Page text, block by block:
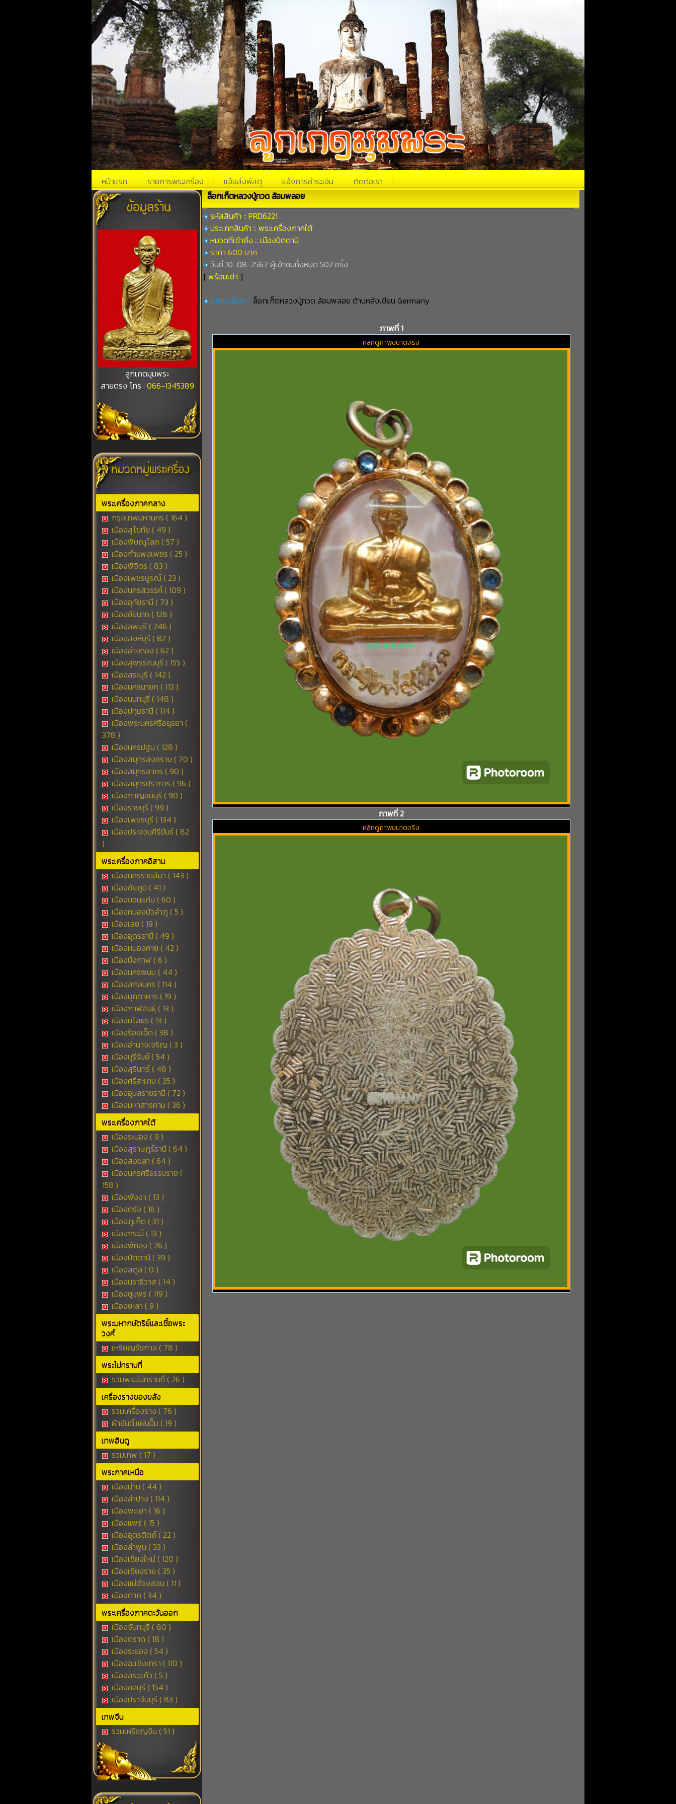
หน้าแรก รายการพระเครื่อง แจ้งส่งพัสดุ แจ้งการชำระเงิน ติดต่อเรา
ลูกเกดมุมพระ
สายตรง โทร : 066-1345389
พระเครื่องภาคกลาง
กรุงเทพมหานคร ( 164 )
เมืองสุโขทัย ( 49 )
เมืองพิษณุโลก ( 57 )
เมืองกำแพงเพชร ( 25 )
เมืองพิจิตร ( 83 )
เมืองเพชรบูรณ์ ( 23 )
เมืองนครสวรรค์ ( 109 )
เมืองอุทัยธานี ( 73 )
เมืองชัยนาท ( 128 )
เมืองลพบุรี ( 246 )
เมืองสิงห์บุรี ( 82 )
เมืองอ่างทอง ( 62 )
เมืองสุพรรณบุรี ( 155 )
เมืองสระบุรี ( 142 )
เมืองนครนายก ( 113 )
เมืองนนทบุรี ( 148 )
เมืองปทุมธานี ( 114 )
เมืองพระนครศรีอยุธยา (
378 )
เมืองนครปฐม ( 128 )
เมืองสมุทรสงคราม ( 70 )
เมืองสมุทรสาคร ( 90 )
เมืองสมุทรปราการ ( 96 )
เมืองกาญจนบุรี ( 90 )
เมืองราชบุรี ( 99 )
เมืองเพชรบุรี ( 134 )
เมืองประจวบคีรีขันธ์ ( 82
)
พระเครื่องภาคอิสาน
เมืองนครราชสีมา ( 143 )
เมืองชัยภูมิ ( 41 )
เมืองขอนแก่น ( 60 )
เมืองหนองบัวลำภู ( 5 )
เมืองเลย ( 19 )
เมืองอุดรธานี ( 49 )
เมืองหนองคาย ( 42 )
เมืองบึงกาฬ ( 6 )
เมืองนครพนม ( 44 )
เมืองสกลนคร ( 114 )
เมืองมุกดาหาร ( 19 )
เมืองกาฬสินธุ์ ( 13 )
เมืองยโสธร ( 13 )
เมืองร้อยเอ็ด ( 38 )
เมืองอำนาจเจริญ ( 3 )
เมืองบุรีรัมย์ ( 54 )
เมืองสุรินทร์ ( 48 )
เมืองศรีสะเกษ ( 35 )
เมืองอุบลราชธานี ( 72 )
เมืองมหาสารคาม ( 36 )
พระเครื่องภาคใต้
เมืองระนอง ( 9 )
เมืองสุราษฎร์ธานี ( 64 )
เมืองสงขลา ( 64 )
เมืองนครศรีธรรมราช (
158 )
เมืองพังงา ( 13 )
เมืองตรัง ( 16 )
เมืองภูเก็ต ( 31 )
เมืองกระบี่ ( 13 )
เมืองพัทลุง ( 26 )
เมืองปัตตานี ( 39 )
เมืองสตูล ( 0 )
เมืองนราธิวาส ( 14 )
เมืองชุมพร ( 119 )
เมืองยะลา ( 9 )
พระมหากษัตริย์และเชื้อพระ
วงศ์
เหรียญรัชกาล ( 78 )
พระไม่ทราบที่
รวมพระไม่ทราบที่ ( 26 )
เครื่องรางของขลัง
รวมเครื่องราง ( 76 )
ผ้ายันต์,แผ่นปั๊ม ( 19 )
เทพฮินดู
รวมเทพ ( 17 )
พระภาคเหนือ
เมืองน่าน ( 44 )
เมืองลำปาง ( 114 )
เมืองพะเยา ( 16 )
เมืองแพร่ ( 15 )
เมืองอุตรดิตถ์ ( 22 )
เมืองลำพูน ( 33 )
เมืองเชียงใหม่ ( 120 )
เมืองเชียงราย ( 35 )
เมืองแม่ฮ่องสอน ( 11 )
เมืองตาก ( 34 )
พระเครื่องภาคตะวันออก
เมืองจันทบุรี ( 80 )
เมืองตราด ( 18 )
เมืองระยอง ( 54 )
เมืองฉะเชิงเทรา ( 110 )
เมืองสระแก้ว ( 5 )
เมืองชลบุรี ( 154 )
เมืองปราจีนบุรี ( 83 )
เทพจีน
รวมเหรียญจีน ( 51 )
ล็อกเก็ตหลวงปู่ทวด ล้อมพลอย
รหัสสินค้า :: PRD6221
ประเภทสินค้า :: พระเครื่องภาคใต้
หมวดที่เข้าถึง :: เมืองปัตตานี
ราคา 600 บาท
วันที่ 10-08-2567 ผู้เข้าชมทั้งหมด 502 ครั้ง
[พร้อมเช่า ]
รายละเอียด :: ล็อกเก็ตหลวงปู่ทวด ล้อมพลอย ด้านหลังเขียน Germany
ภาพที่ 1
คลิกดูภาพขนาดจริง
ภาพที่ 2
คลิกดูภาพขนาดจริง